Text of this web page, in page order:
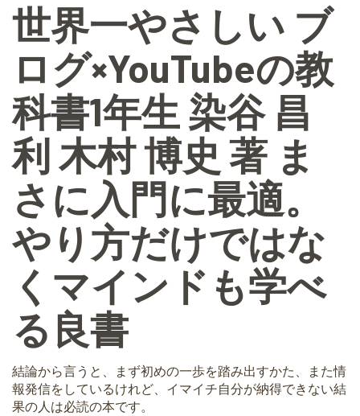
世界一やさしい ブ
ログ×YouTubeの教
科書1年生 染谷 昌
利 木村 博史 著 ま
さに入門に最適。
やり方だけではな
くマインドも学べ
る良書
結論から言うと、まず初めの一歩を踏み出すかた、また情
報発信をしているけれど、イマイチ自分が納得できない結
果の人は必読の本です。